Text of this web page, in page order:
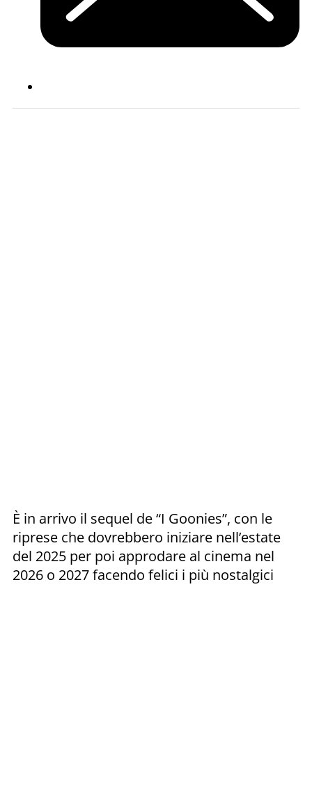
È in arrivo il sequel de “I Goonies”, con le
riprese che dovrebbero iniziare nell’estate
del 2025 per poi approdare al cinema nel
2026 o 2027 facendo felici i più nostalgici